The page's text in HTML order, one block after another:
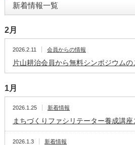
新着情報一覧
2月
2026.2.11 会員からの情報
片山耕治会員から無料シンポジウムの
1月
2026.1.25 新着情報
まちづくりファシリテーター養成講
2026.1.3 新着情報